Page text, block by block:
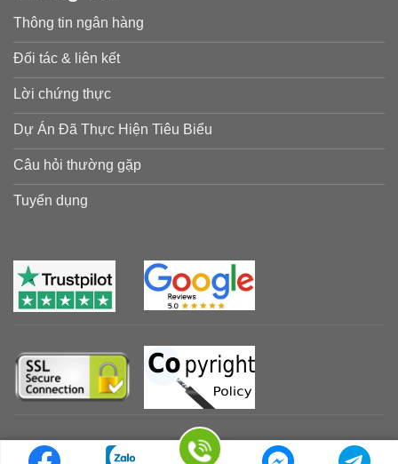
Thông tin ngân hàng
Đối tác & liên kết
Lời chứng thực
Dự Án Đã Thực Hiện Tiêu Biểu
Câu hỏi thường gặp
Tuyển dụng